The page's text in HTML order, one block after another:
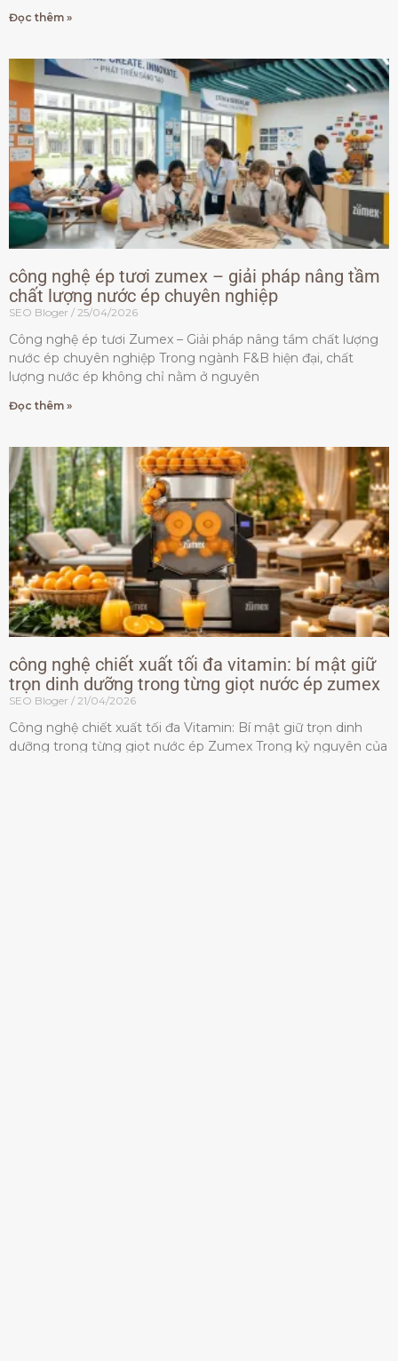
Đọc thêm »
công nghệ ép tươi zumex – giải pháp nâng tầm
chất lượng nước ép chuyên nghiệp
SEO Bloger 25/04/2026
Công nghệ ép tươi Zumex – Giải pháp nâng tầm chất lượng
nước ép chuyên nghiệp Trong ngành F&B hiện đại, chất
lượng nước ép không chỉ nằm ở nguyên
Đọc thêm »
công nghệ chiết xuất tối đa vitamin: bí mật giữ
trọn dinh dưỡng trong từng giọt nước ép zumex
SEO Bloger 21/04/2026
Công nghệ chiết xuất tối đa Vitamin: Bí mật giữ trọn dinh
dưỡng trong từng giọt nước ép Zumex Trong kỷ nguyên của